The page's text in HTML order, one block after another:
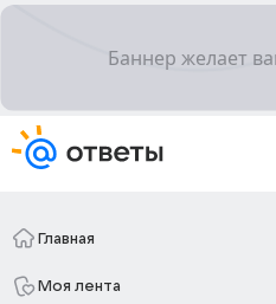
Главная
Моя лента